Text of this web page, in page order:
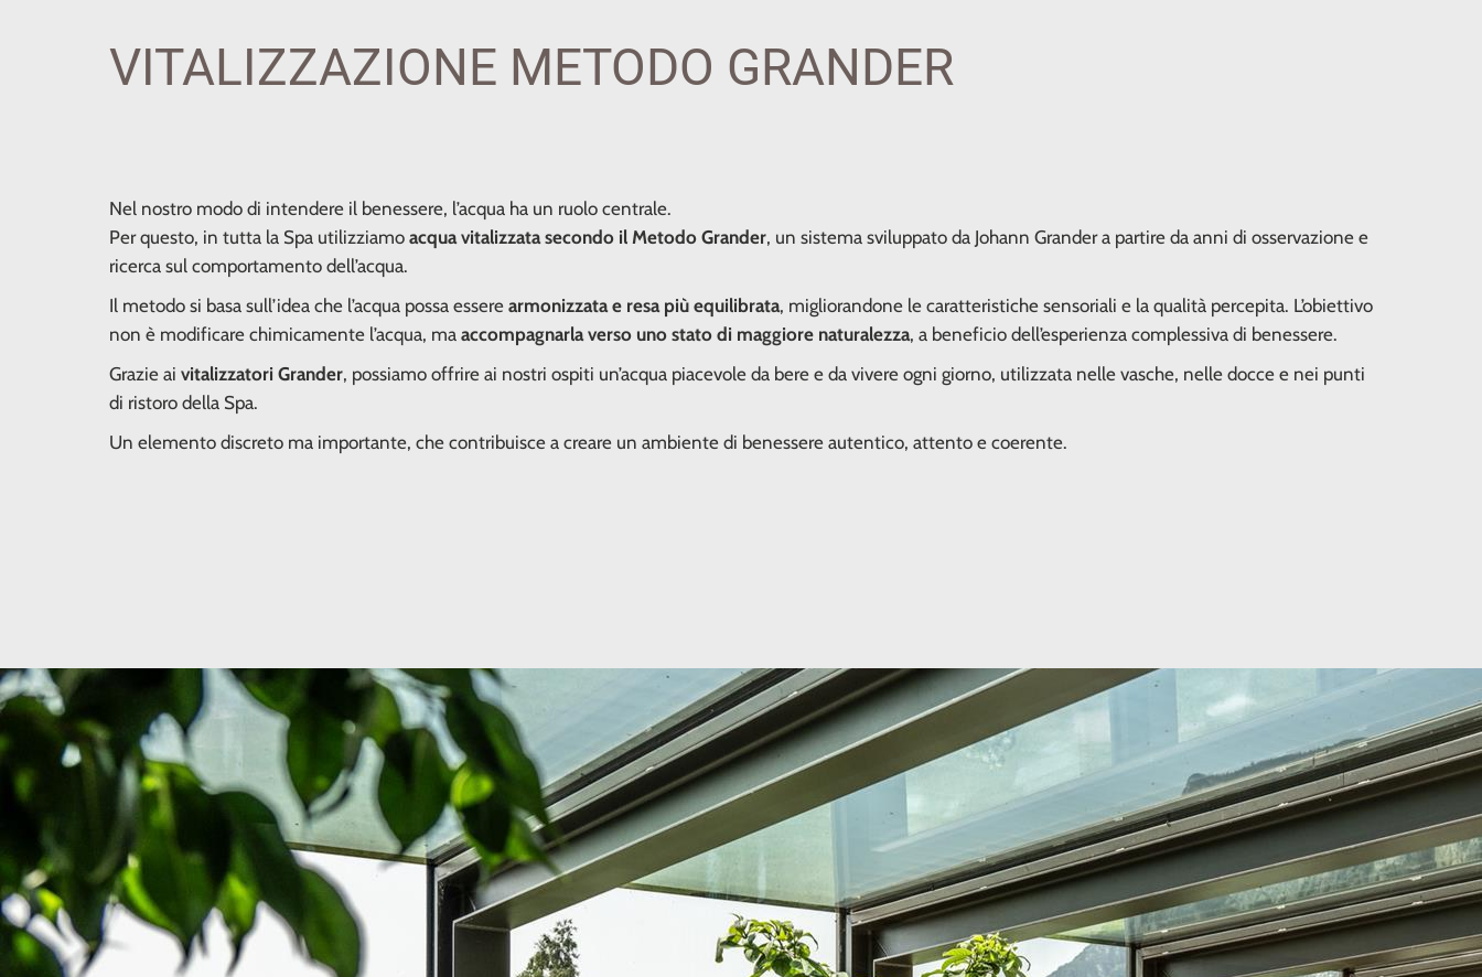
VITALIZZAZIONE METODO GRANDER
Nel nostro modo di intendere il benessere, l’acqua ha un ruolo centrale.
Per questo, in tutta la Spa utilizziamo acqua vitalizzata secondo il Metodo Grander, un sistema sviluppato da Johann Grander a partire da anni di osservazione e
ricerca sul comportamento dell’acqua.
Il metodo si basa sull’idea che l’acqua possa essere armonizzata e resa più equilibrata, migliorandone le caratteristiche sensoriali e la qualità percepita. L’obiettivo
non è modificare chimicamente l’acqua, ma accompagnarla verso uno stato di maggiore naturalezza, a beneficio dell’esperienza complessiva di benessere.
Grazie ai vitalizzatori Grander, possiamo offrire ai nostri ospiti un’acqua piacevole da bere e da vivere ogni giorno, utilizzata nelle vasche, nelle docce e nei punti
di ristoro della Spa.
Un elemento discreto ma importante, che contribuisce a creare un ambiente di benessere autentico, attento e coerente.